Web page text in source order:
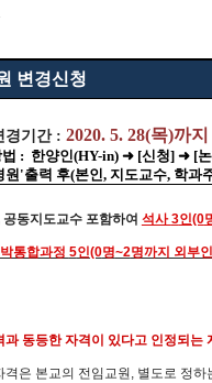
변경신청
경기간 : 2020. 5. 28(목)까지
: 한양인(HY-in) ➜ [신청] ➜ [
'출력 후(본인, 지도교수, 학과
공동지도교수 포함하여 석사3인(0
박통합과정 5인(0명~2명까지 외부
과 동등한 자격이 있다고 인정되는
은 본교의 전임교원 , 별도로 정하